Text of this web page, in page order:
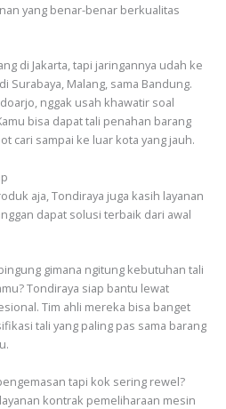
yang benar-benar berkualitas
di Jakarta, tapi jaringannya udah ke
Surabaya, Malang, sama Bandung.
nggak usah khawatir soal
bisa dapat tali penahan barang
cari sampai ke luar kota yang jauh.
aja, Tondiraya juga kasih layanan
dapat solusi terbaik dari awal
gimana ngitung kebutuhan tali
Tondiraya siap bantu lewat
Tim ahli mereka bisa banget
tali yang paling pas sama barang
tapi kok sering rewel?
kontrak pemeliharaan mesin